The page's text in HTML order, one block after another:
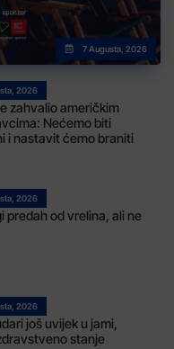
7 Augusta, 2026
2026
zahvalio američkim
Nećemo biti
i nastavit ćemo braniti
2026
predah od vrelina, ali ne
2026
još uvijek u jami,
stanje